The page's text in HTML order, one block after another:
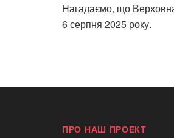
Нагадаємо, що
6 серпня 2025 року.
ПРО НАШ ПРОЕКТ